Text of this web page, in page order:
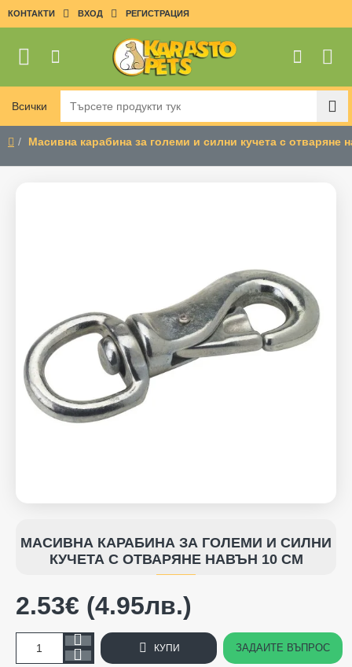
КОНТАКТИ ВХОД РЕГИСТРАЦИЯ
Всички
Търсете
продукти
тук
Масивна карабина за големи и силни кучета с отваряне
МАСИВНА КАРАБИНА ЗА ГОЛЕМИ И СИЛНИ
КУЧЕТА С ОТВАРЯНЕ НАВЪН 10 СМ
2.53€ (4.95лв.)
КУПИ ЗАДАЙТЕ ВЪПРОС